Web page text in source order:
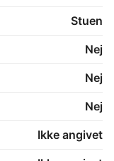
Stuen
Nej
Nej
Nej
Ikke angivet